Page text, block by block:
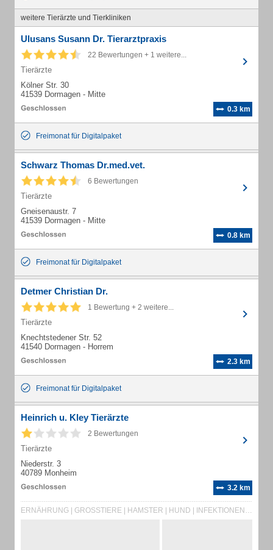
weitere Tierärzte und Tierkliniken
Ulusans Susann Dr. Tierarztpraxis
22 Bewertungen + 1 weitere...
Tierärzte
Kölner Str. 30
41539 Dormagen - Mitte
0.3 km
Freimonat für Digitalpaket
Schwarz Thomas Dr.med.vet.
6 Bewertungen
Tierärzte
Gneisenaustr. 7
41539 Dormagen - Mitte
0.8 km
Freimonat für Digitalpaket
Detmer Christian Dr.
1 Bewertung + 2 weitere...
Tierärzte
Knechtstedener Str. 52
41540 Dormagen - Horrem
2.3 km
Freimonat für Digitalpaket
Heinrich u. Kley Tierärzte
2 Bewertungen
Tierärzte
Niederstr. 3
40789 Monheim
3.2 km
ERNÄHRUNG | GROSSTIERE | HAMSTER | HUND | INFEKTIONEN | KANNINCHEN | KATZE | KLEINTIERE